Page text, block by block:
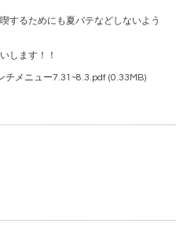
するためにも夏バテなどしないよう
します！！
チメニュー7.31~8.3.pdf (0.33MB)